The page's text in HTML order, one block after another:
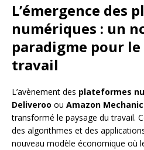
L’émergence des
numériques : un
paradigme pour
travail
L’avènement des plateformes
Deliveroo ou Amazon
transformé le paysage du travail.
des algorithmes et des
nouveau modèle économique où